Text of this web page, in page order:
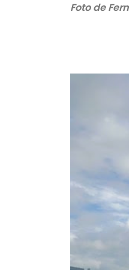
Foto de